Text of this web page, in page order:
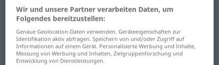
бойкий 10, -ек, -йка UMG forsch
-йче KOMP forsch
ухарский UMG forsch verwegen
Wir und unsere Partner verarbeiten Daten, um
Folgendes bereitzustellen:
Genaue Geolocation-Daten verwenden. Geräteeigenschaften zur
Identifikation aktiv abfragen. Speichern von und/oder Zugriff auf
Informationen auf einem Gerät. Personalisierte Werbung und Inhalte,
Messung von Werbung und Inhalten, Zielgruppenforschung und
Entwicklung von Dienstleistungen.